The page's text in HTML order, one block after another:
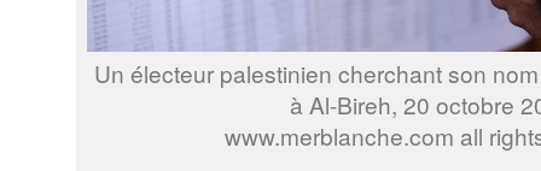
Un électeur palestinien cherchant son
à Al-Bireh, 20 octobre
www.merblanche.com all